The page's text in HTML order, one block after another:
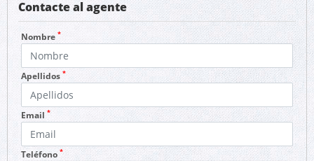
Contacte al agente
Nombre *
Apellidos *
Email *
Teléfono *